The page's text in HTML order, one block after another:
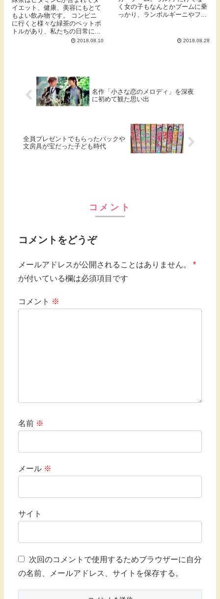
イエット、健康、美容にもとて
もよい飲み物です。 コンビニ
に行くと様々な緑茶のペットボ
トルがあり、私たちの日常に...
2018.08.10
く女の子もなんとかブームに乗
っかり、ランボルギーニやフ...
2018.08.28
名作「小さな恋のメロディ」を深夜
に初めて観た思い出
全員プレゼントでもらったバックや
文房具が宝だった子ども時代
コメント
コメントをどうぞ
メールアドレスが公開されることはありません。
*
が付いている欄は必須項目です
コメント ※
名前 ※
メール ※
サイト
次回のコメントで使用するためブラウザーに自分
の名前、メールアドレス、サイトを保存する。